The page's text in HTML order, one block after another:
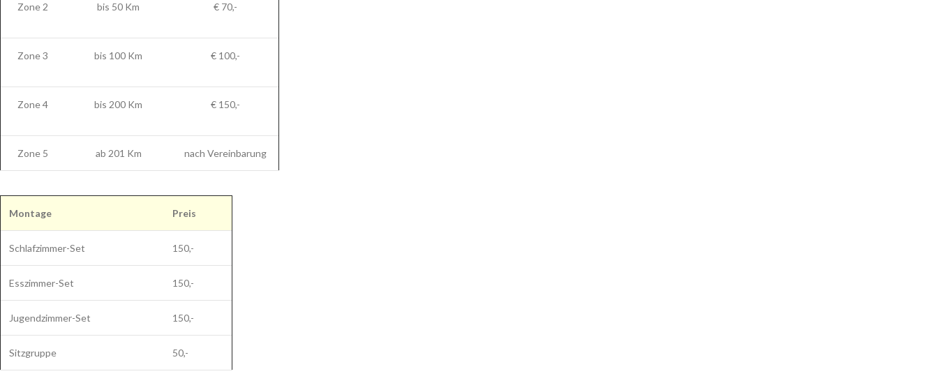
Zone 2 bis 50 Km € 70,-
Zone 3 bis 100 Km € 100,-
Zone 4 bis 200 Km € 150,-
Zone 5 ab 201 Km nach Vereinbarung
Montage Preis
Schlafzimmer-Set 150,-
Esszimmer-Set 150,-
Jugendzimmer-Set 150,-
Sitzgruppe 50,-